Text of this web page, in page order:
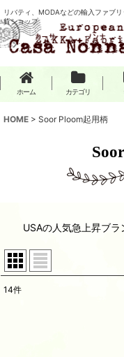
リバティ、MODAなどの輸入ファブ
貨ショップ
ホーム カテゴリ
HOME > Soor Ploom起用柄
USAの人気急上昇ブ
14件